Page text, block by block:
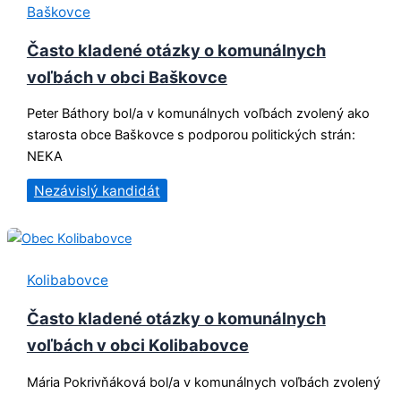
Baškovce
Často kladené otázky o komunálnych
voľbách v obci Baškovce
Peter Báthory bol/a v komunálnych voľbách zvolený ako
starosta obce Baškovce s podporou politických strán:
NEKA
Nezávislý kandidát
Kolibabovce
Často kladené otázky o komunálnych
voľbách v obci Kolibabovce
Mária Pokrivňáková bol/a v komunálnych voľbách zvolený